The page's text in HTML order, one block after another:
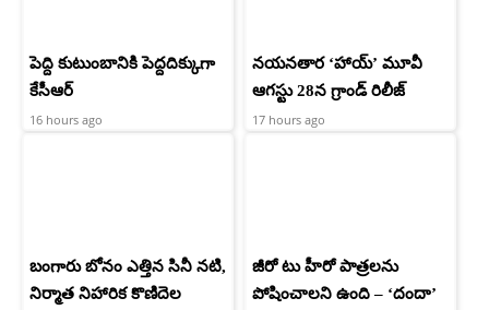
పెద్ది కుటుంబానికి పెద్దదిక్కుగా
కేసీఆర్
16 hours ago
నయనతార ‘హాయ్’ మూవీ
ఆగస్టు 28న గ్రాండ్ రిలీజ్
17 hours ago
బంగారు బోనం ఎత్తిన సినీ నటి,
నిర్మాత నిహారిక కొణిదెల
జీరో టు హీరో పాత్రలను
పోషించాలని ఉంది – ‘దందా’